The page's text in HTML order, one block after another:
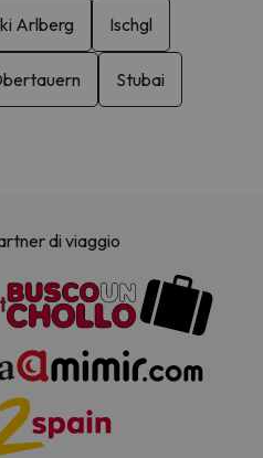
Arlberg Ischgl
Stubai
di viaggio